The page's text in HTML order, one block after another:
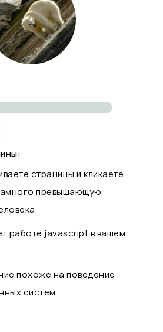
страницы и кликаете
превышающую
работе javascript в вашем
похоже на поведение
систем